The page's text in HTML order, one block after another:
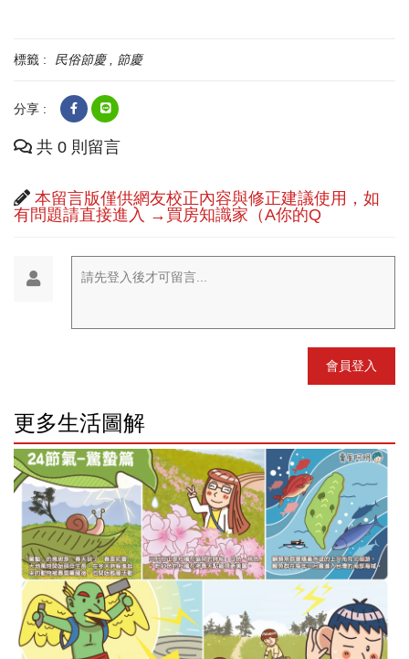
標籤 : 民俗節慶 節慶
分享 :
共 0 則留言
本留言版僅供網友校正內容與修正建議使用，如
有問題請直接進入 →買房知識家（A你的Q
請先登入後才可留言...
會員登入
更多生活圖解